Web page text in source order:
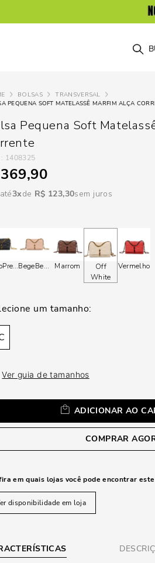
O que você está
BOLSAS
TRANSVERSAL
PEQUENA SOFT MATELASSÊ MARFIM ALÇA
Pequena Soft
: 1408325
369,90
3 R$ 123,30sem juros
Preto BegeBege Marrom
Off
White
Vermelho
Ver guia de tamanhos
ADICIONAR AO
COMPRAR
em quais lojas você pode encontrar
disponibilidade em loja